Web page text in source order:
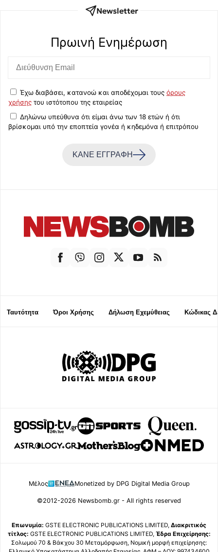
Newsletter
Πρωινή Eνημέρωση
Έχω διαβάσει, κατανοώ και αποδέχομαι τους όρους
χρήσης του ιστότοπου της εταιρείας
Δηλώνω υπεύθυνα ότι είμαι άνω των 18 ετών ή ότι
βρίσκομαι υπό την εποπτεία γονέα ή κηδεμόνα ή επιτρόπου
ΚΑΝΕ ΕΓΓΡΑΦΗ
Ταυτότητα Όροι Χρήσης Δήλωση Εχεμύθειας Κώδικας
Μέλος Monetized by DPG Digital Media Group
©2012-2026 Newsbomb.gr - All rights reserved
Επωνυμία: GSTE ELECTRONIC PUBLICATIONS LIMITED, Διακριτικός
τίτλος: GSTE ELECTRONIC PUBLICATIONS LIMITED, Έδρα Επιχείρησης:
Σολωμού 70 & Βάκχου 30 Μεταμόρφωση, Νομική μορφή επιχείρησης: